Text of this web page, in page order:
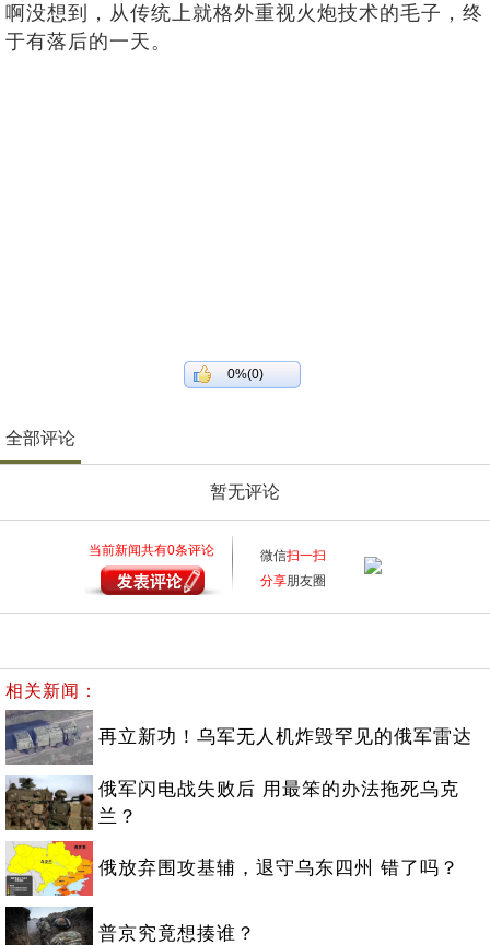
啊没想到，从传统上就格外重视火炮技术的毛子，终
于有落后的一天。
0%(0)
全部评论
暂无评论
当前新闻共有0条评论 微信扫一扫
分享朋友圈
相关新闻：
再立新功！乌军无人机炸毁罕见的俄军雷达
俄军闪电战失败后 用最笨的办法拖死乌克
兰？
俄放弃围攻基辅，退守乌东四州 错了吗？
普京究竟想揍谁？